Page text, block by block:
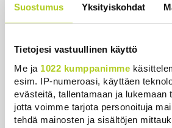
Suostumus Yksityiskohdat
Tietojesi vastuullinen käyttö
Me ja 1022 kumppanimme
esim. IP-numeroasi, käyttäen
evästeitä, tallentamaan ja lukemaan
jotta voimme tarjota personoituja
tehdä mainosten ja sisältöjen
Uusimmat
Essee: Putinin Venäjä ammentaa
Uutiset 9.8.2026 12:54
Historia | Sensaatiolehti piti
olympiayleisöltä – oli liian raju